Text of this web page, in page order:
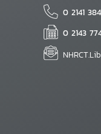
0 2141
0 2143